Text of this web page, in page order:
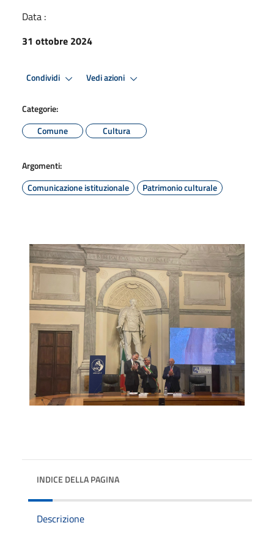
Data :
31 ottobre 2024
Condividi Vedi azioni
Categorie:
Comune
Cultura
Argomenti:
Comunicazione istituzionale
Patrimonio culturale
INDICE DELLA PAGINA
Descrizione